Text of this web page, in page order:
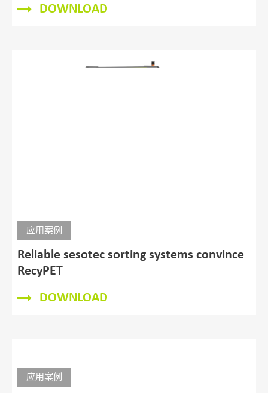
DOWNLOAD
应用案例
Reliable sesotec sorting systems convince
RecyPET
DOWNLOAD
应用案例